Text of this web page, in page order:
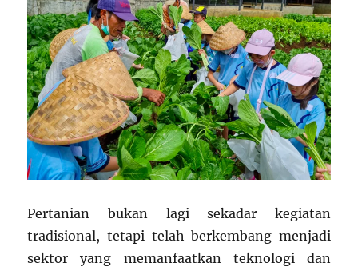
Pertanian bukan lagi sekadar kegiatan
tradisional, tetapi telah berkembang menjadi
sektor yang memanfaatkan teknologi dan